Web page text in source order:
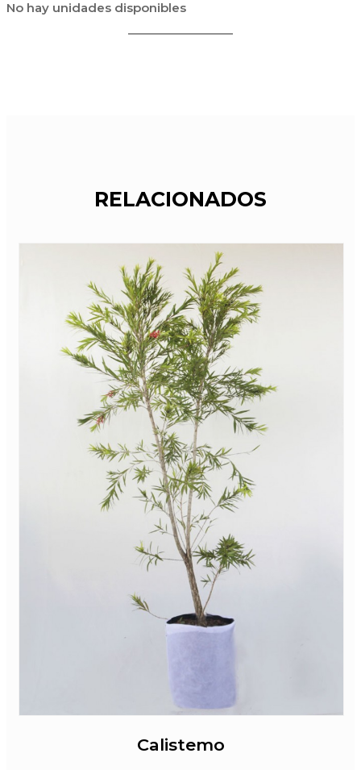
No hay unidades disponibles
RELACIONADOS
Calistemo